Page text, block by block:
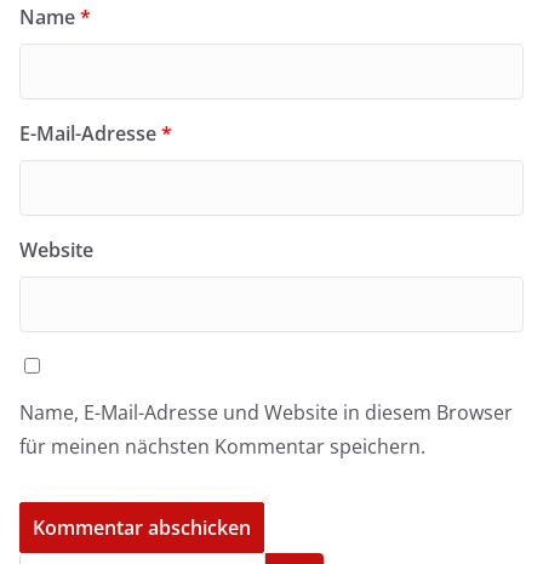
Name*
E-Mail-Adresse*
Website
Name, E-Mail-Adresse und Website in diesem Browser
für meinen nächsten Kommentar speichern.